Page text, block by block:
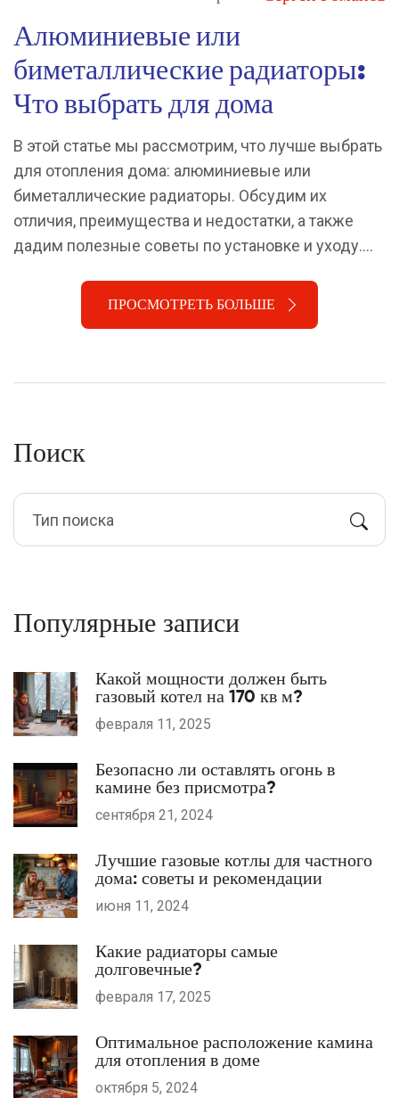
Алюминиевые или
биметаллические радиаторы:
Что выбрать для дома
В этой статье мы рассмотрим, что лучше выбрать
для отопления дома: алюминиевые или
биметаллические радиаторы. Обсудим их
отличия, преимущества и недостатки, а также
дадим полезные советы по установке и уходу.
подходящий для вашего жилья и условий
эксплуатации.
ПРОСМОТРЕТЬ БОЛЬШЕ
Поиск
Популярные записи
Какой мощности должен быть
газовый котел на 170 кв м?
февраля 11, 2025
Безопасно ли оставлять огонь в
камине без присмотра?
сентября 21, 2024
Лучшие газовые котлы для частного
дома: советы и рекомендации
июня 11, 2024
Какие радиаторы самые
долговечные?
февраля 17, 2025
Оптимальное расположение камина
для отопления в доме
октября 5, 2024